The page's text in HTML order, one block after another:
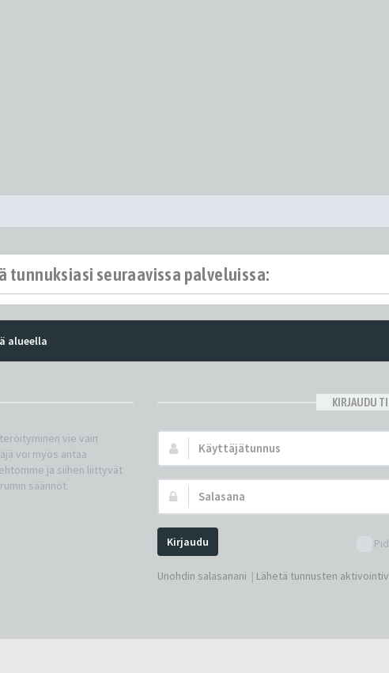
seuraavissa palveluissa:
alueella
vie vain
voi myös antaa
ja siihen liittyvät
säännöt.
KIRJAUDU
Käyttäjätunnus:
Salasana:
Kirjaudu
Unohdin salasanani | Lähetä tunnusten